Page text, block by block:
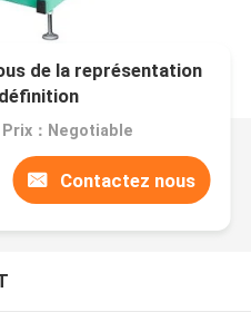
de la représentation
Prix：Negotiable
Contactez nous